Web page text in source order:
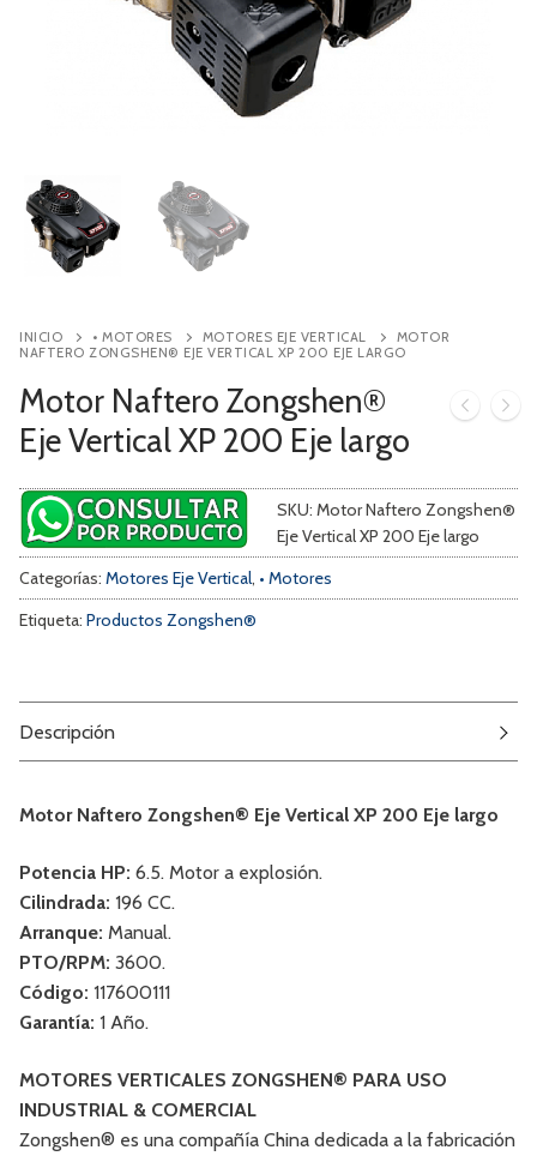
Contacto
INICIO • MOTORES MOTORES EJE VERTICAL
MOTOR
NAFTERO ZONGSHEN® EJE VERTICAL XP 200 EJE LARGO
Motor Naftero Zongshen®
Eje Vertical XP 200 Eje largo
SKU: Motor Naftero Zongshen®
Eje Vertical XP 200 Eje largo
Categorías: Motores Eje Vertical, • Motores
Etiqueta: Productos Zongshen®
Descripción
Motor Naftero Zongshen® Eje Vertical XP 200 Eje largo
Potencia HP: 6.5. Motor a explosión.
Cilindrada: 196 CC.
Arranque: Manual.
PTO/RPM: 3600.
Código: 117600111
Garantía: 1 Año.
MOTORES VERTICALES ZONGSHEN® PARA USO
INDUSTRIAL & COMERCIAL
Zongshen® es una compañía China dedicada a la fabricación